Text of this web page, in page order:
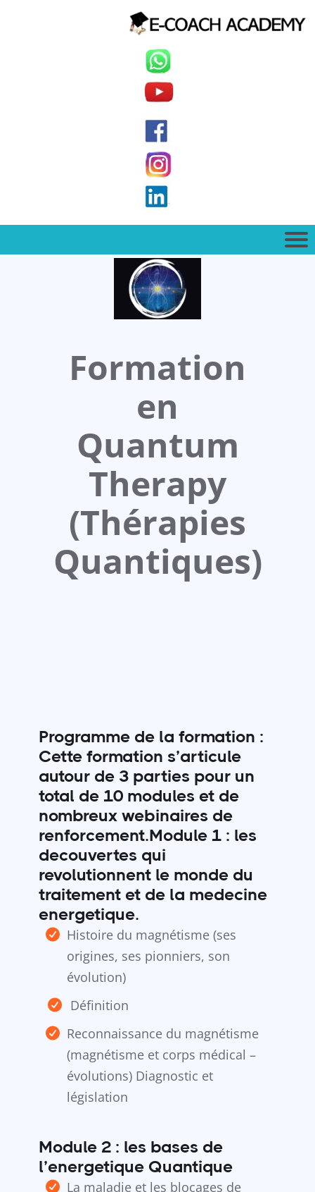
Formation
en
Quantum
Therapy
(Thérapies
Quantiques)
Programme de la formation :
​Cette formation s’articule
autour de 3 parties pour un
total de 10 modules et de
nombreux webinaires de
renforcement. ​Module 1 : les
decouvertes qui
revolutionnent le monde du
traitement et de la medecine
energetique.
Histoire du magnétisme (ses
origines, ses pionniers, son
évolution)
Définition
Reconnaissance du magnétisme
(magnétisme et corps médical –
évolutions) Diagnostic et
législation
Module 2 : les bases de
l’energetique Quantique
La maladie et les blocages de